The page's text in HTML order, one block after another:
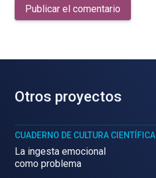
Publicar el comentario
Otros proyectos
CUADERNO DE CULTURA CIENTÍFICA
La ingesta emocional
como problema